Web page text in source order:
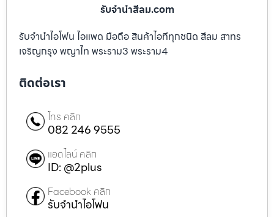
รับจํานําสีลม.com
รับจำนำไอโฟน ไอแพด มือถือ สินค้าไอทีทุกชนิด สีลม สาทร
เจริญกรุง พญาไท พระราม3 พระราม4
ติดต่อเรา
โทร คลิก
082 246 9555
แอดไลน์ คลิก
ID: @2plus
Facebook คลิก
รับจำนำไอโฟน